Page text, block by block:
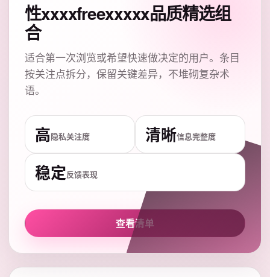
性xxxxfreexxxxx品质精选组
合
适合第一次浏览或希望快速做决定的用户。条目
按关注点拆分，保留关键差异，不堆砌复杂术
语。
高隐私关注度 清晰信息完整度
稳定反馈表现
查看清单